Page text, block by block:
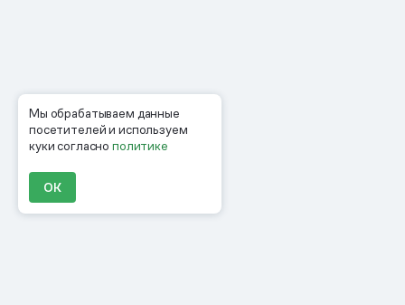
Мы обрабатываем данные
посетителей и используем
куки согласнополитике
ОК